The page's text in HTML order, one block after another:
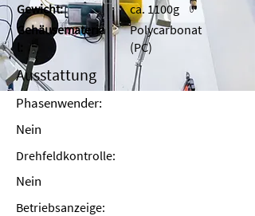
Gewicht:
Gehäusemateria
ca. 1100g
Polycarbonat
(PC)
Ausstattung
Phasenwender:
Nein
Drehfeldkontrolle:
Nein
Betriebsanzeige: